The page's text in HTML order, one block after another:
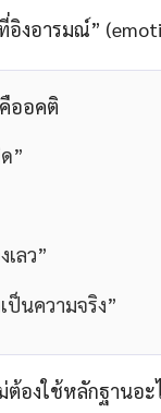
อิงอารมณ์”
ออคติ
”
ลว”
ป็นความจริง”
งใช้หลักฐานอะ